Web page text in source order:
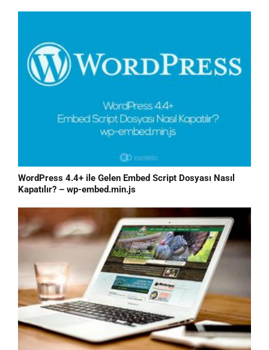
WordPress 4.4+ ile Gelen Embed Script Dosyası Nasıl
Kapatılır? – wp-embed.min.js